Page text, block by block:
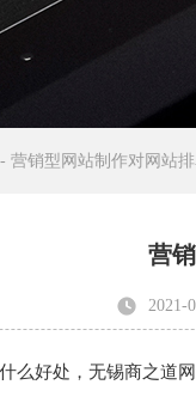
- 营销型网站制作对网站
营
2021-
么好处，无锡商之道